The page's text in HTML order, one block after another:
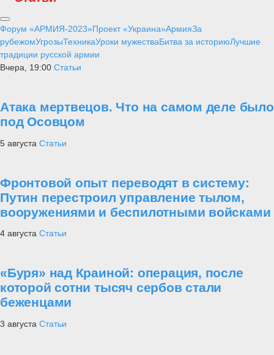
Форум «АРМИЯ-2023»Проект «Украина»АрмияЗа
рубежомУгрозыТехникаУроки мужестваБитва за историюЛучшие
традиции русской армии
Вчера, 19:00 Статьи
Атака мертвецов. Что на самом деле было
под Осовцом
5 августа Статьи
Фронтовой опыт переводят в систему:
Путин перестроил управление тылом,
вооружениями и беспилотными войсками
4 августа Статьи
«Буря» над Краиной: операция, после
которой сотни тысяч сербов стали
беженцами
3 августа Статьи